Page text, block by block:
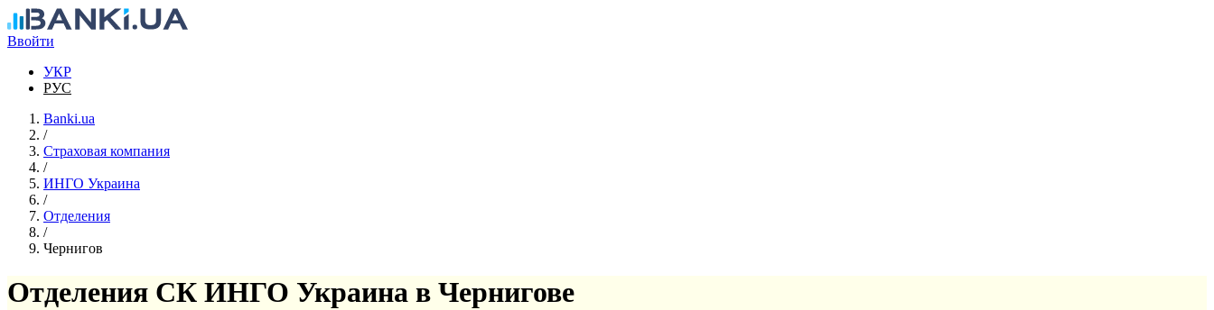
Перейти к основному содержанию
Ввойти
УКР
РУС
Banki.ua
/
Страховая компания
/
ИНГО Украина
/
Отделения
/
Чернигов
Отделения СК ИНГО Украина в Чернигове